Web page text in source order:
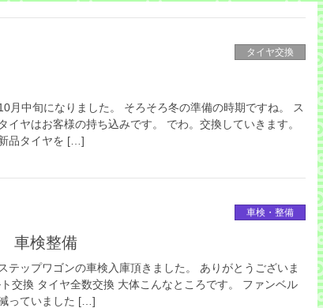
タイヤ交換
月中旬になりました。 そろそろ冬の準備の時期ですね。 ス
イヤはお客様の持ち込みです。 でわ。交換していきます。
品タイヤを […]
車検・整備
車検整備
テップワゴンの車検入庫頂きました。 ありがとうございま
交換 タイヤ全数交換 大体こんなところです。 ファンベル
っていました […]